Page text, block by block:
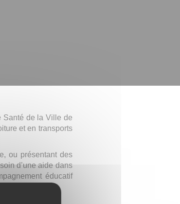
Santé de la Ville de
et en transports
ou présentant des
d’une aide dans
éducatif